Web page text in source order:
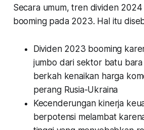
Secara umum, tren dividen
booming pada 2023. Hal itu
Dividen 2023 booming
jumbo dari sektor batu
berkah kenaikan harga
perang Rusia-Ukraina
Kecenderungan kinerja
berpotensi melambat